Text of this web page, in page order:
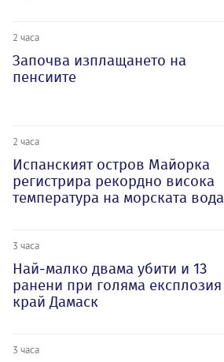
2 часа
Започва изплащането на
пенсиите
2 часа
Испанският остров Майорка
регистрира рекордно висока
температура на морската вода
3 часа
Най-малко двама убити и 13
ранени при голяма експлозия
край Дамаск
3 часа